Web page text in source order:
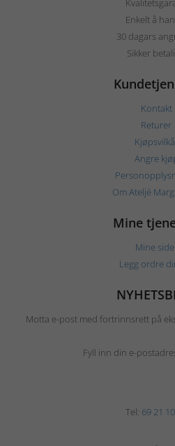
Enkelt å
30 dagars
Sikker
Kontakt
Returer
Angre
Om Ateljé
Mine
Mine
Legg ordre
Motta e-post med fortrinnsrett på
Fyll inn din e-
Tel: 69 21